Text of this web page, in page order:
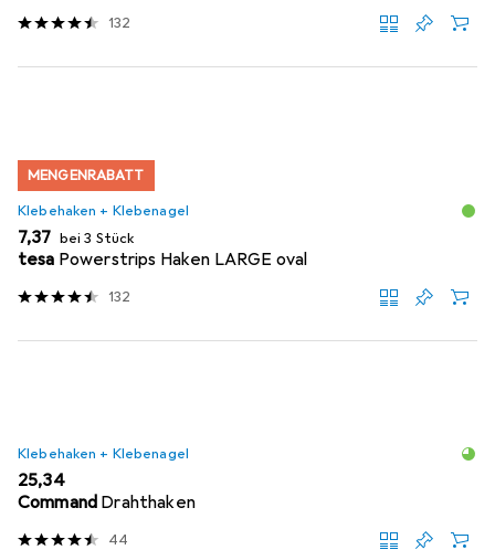
132
MENGENRABATT
Klebehaken + Klebenagel
EUR
7,37 bei 3 Stück
tesa Powerstrips Haken LARGE oval
132
Klebehaken + Klebenagel
EUR
25,34
Command Drahthaken
44